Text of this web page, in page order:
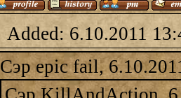
Added: 6.10.2011
Сэр epic fail,